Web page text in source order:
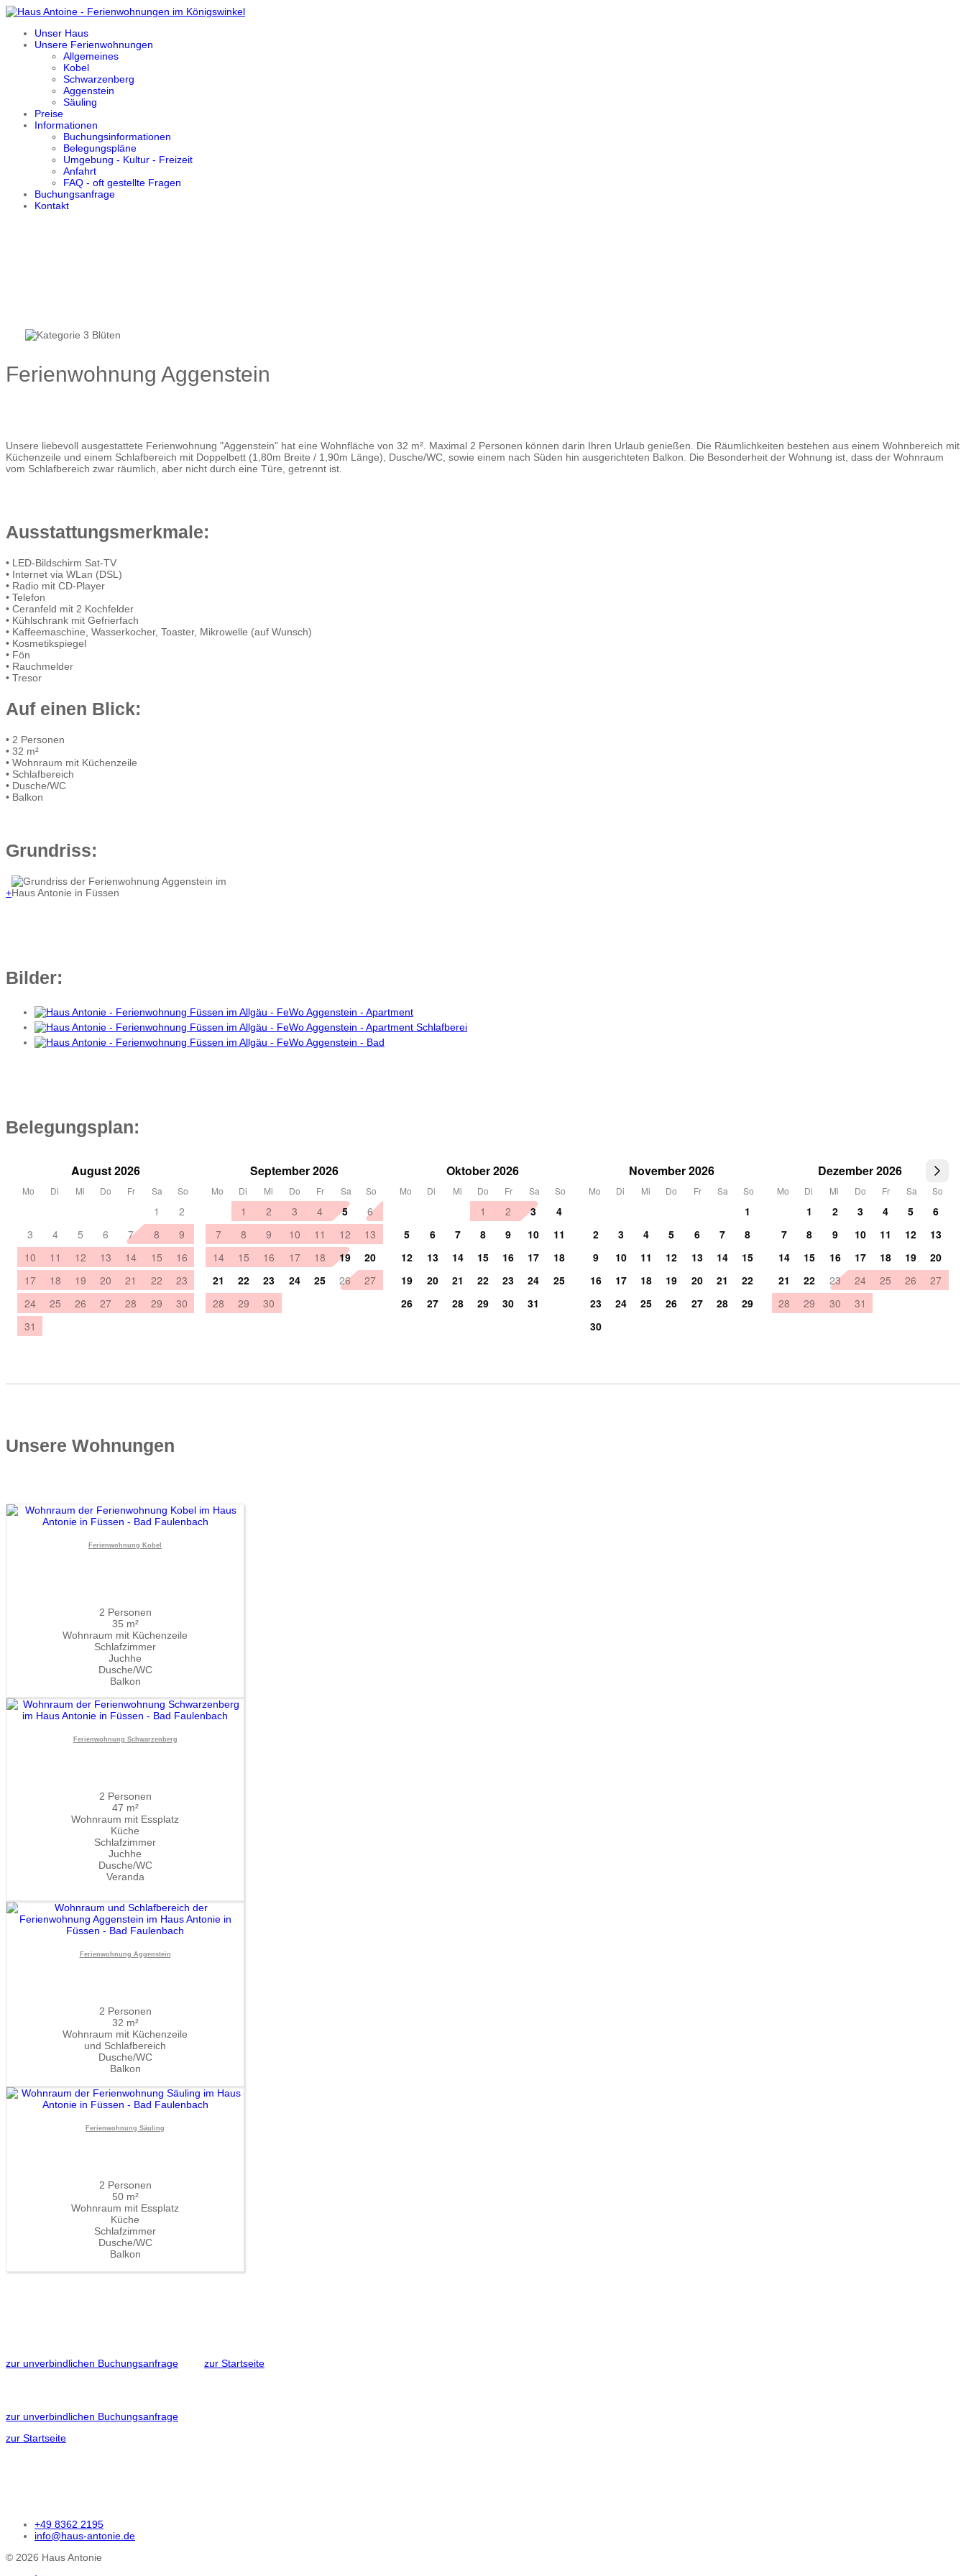
Unser Haus
Unsere Ferienwohnungen
Allgemeines
Kobel
Schwarzenberg
Aggenstein
Säuling
Preise
Informationen
Buchungsinformationen
Belegungspläne
Umgebung - Kultur - Freizeit
Anfahrt
FAQ - oft gestellte Fragen
Buchungsanfrage
Kontakt
Ferienwohnung Aggenstein
Unsere liebevoll ausgestattete Ferienwohnung "Aggenstein" hat eine Wohnfläche von 32 m². Maximal 2 Personen können darin Ihren Urlaub genießen. Die Räumlichkeiten bestehen aus einem Wohnbereich mit
Küchenzeile und einem Schlafbereich mit Doppelbett (1,80m Breite / 1,90m Länge), Dusche/WC, sowie einem nach Süden hin ausgerichteten Balkon. Die Besonderheit der Wohnung ist, dass der Wohnraum
vom Schlafbereich zwar räumlich, aber nicht durch eine Türe, getrennt ist.
Ausstattungsmerkmale:
• LED-Bildschirm Sat-TV
• Internet via WLan (DSL)
• Radio mit CD-Player
• Telefon
• Ceranfeld mit 2 Kochfelder
• Kühlschrank mit Gefrierfach
• Kaffeemaschine, Wasserkocher, Toaster, Mikrowelle (auf Wunsch)
• Kosmetikspiegel
• Fön
• Rauchmelder
• Tresor
Auf einen Blick:
• 2 Personen
• 32 m²
• Wohnraum mit Küchenzeile
• Schlafbereich
• Dusche/WC
• Balkon
Grundriss:
+
Bilder:
Belegungsplan:
Unsere Wohnungen
Ferienwohnung Kobel
2 Personen
35 m²
Wohnraum mit Küchenzeile
Schlafzimmer
Juchhe
Dusche/WC
Balkon
Ferienwohnung Schwarzenberg
2 Personen
47 m²
Wohnraum mit Essplatz
Küche
Schlafzimmer
Juchhe
Dusche/WC
Veranda
Ferienwohnung Aggenstein
2 Personen
32 m²
Wohnraum mit Küchenzeile
und Schlafbereich
Dusche/WC
Balkon
Ferienwohnung Säuling
2 Personen
50 m²
Wohnraum mit Essplatz
Küche
Schlafzimmer
Dusche/WC
Balkon
zur unverbindlichen Buchungsanfrage zur Startseite
zur unverbindlichen Buchungsanfrage
zur Startseite
+49 8362 2195
info@haus-antonie.de
© 2026 Haus Antonie